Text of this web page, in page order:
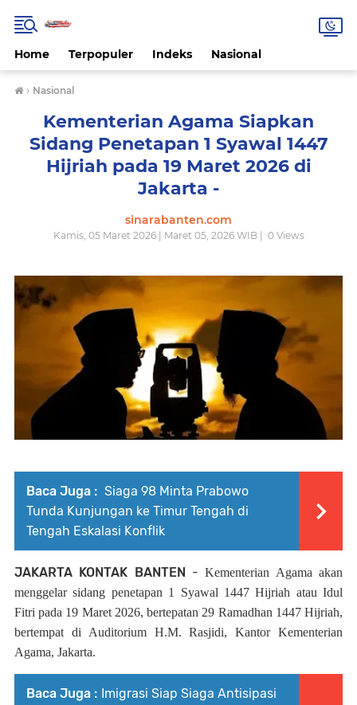
Home Terpopuler Indeks Nasional
› Nasional
Kementerian Agama Siapkan
Sidang Penetapan 1 Syawal 1447
Hijriah pada 19 Maret 2026 di
Jakarta -
sinarabanten.com
Kamis, 05 Maret 2026 | Maret 05, 2026 WIB | 0Views
Baca Juga : Siaga 98 Minta Prabowo
Tunda Kunjungan ke Timur Tengah di
Tengah Eskalasi Konflik
JAKARTA KONTAK BANTEN - Kementerian Agama akan
menggelar sidang penetapan 1 Syawal 1447 Hijriah atau Idul
Fitri pada 19 Maret 2026, bertepatan 29 Ramadhan 1447 Hijriah,
bertempat di Auditorium H.M. Rasjidi, Kantor Kementerian
Agama, Jakarta.
Baca Juga : Imigrasi Siap Siaga Antisipasi